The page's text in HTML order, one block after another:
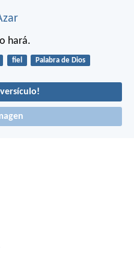
hará.
fiel Palabra de Dios